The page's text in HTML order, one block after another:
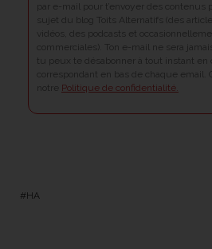
par e-mail pour t’envoyer des contenus
sujet du blog Toits Alternatifs (des
vidéos, des podcasts et
commerciales). Ton e-mail ne sera
tu peux te désabonner à tout instant en
correspondant en bas de chaque email.
notre Politique de confidentialité.
HA